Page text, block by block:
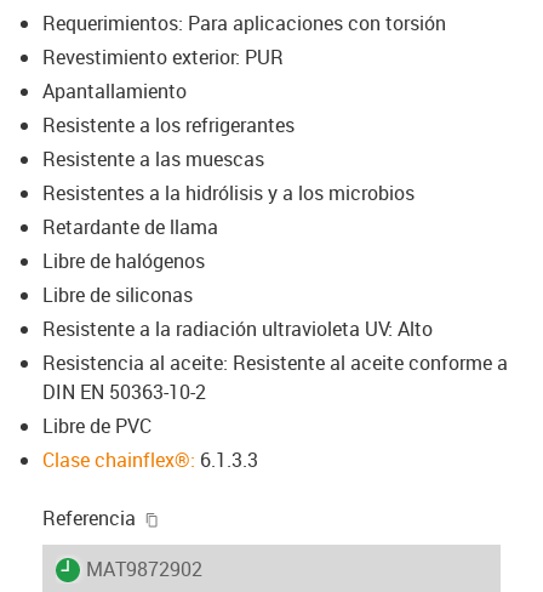
Requerimientos: Para aplicaciones con torsión
Revestimiento exterior: PUR
Apantallamiento
Resistente a los refrigerantes
Resistente a las muescas
Resistentes a la hidrólisis y a los microbios
Retardante de llama
Libre de halógenos
Libre de siliconas
Resistente a la radiación ultravioleta UV: Alto
Resistencia al aceite: Resistente al aceite conforme a
DIN EN 50363-10-2
Libre de PVC
Clase chainflex®: 6.1.3.3
Referencia
igus-icon-lieferzeit
MAT9872902